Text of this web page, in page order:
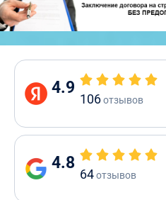
4.9
106отзывов
4.8
64отзывов